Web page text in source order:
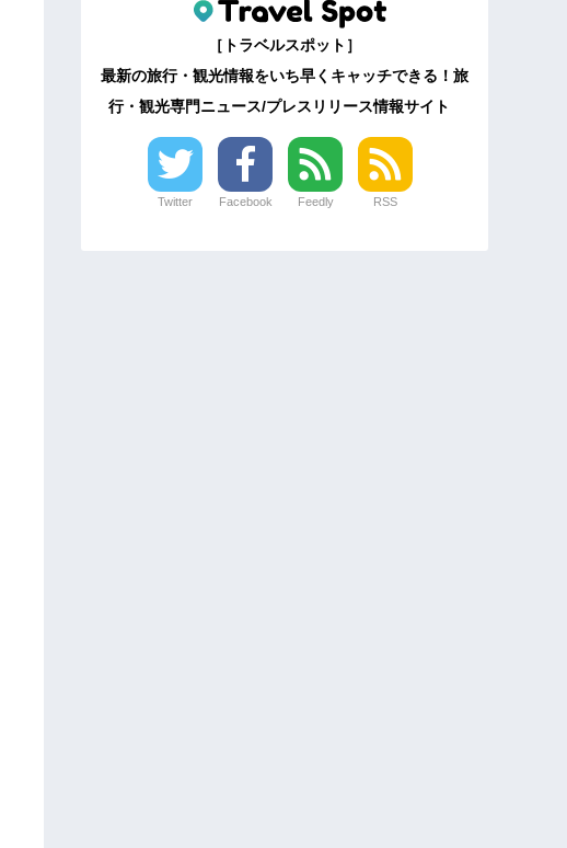
［トラベルスポット］
最新の旅行・観光情報をいち早くキャッチできる！旅
行・観光専門ニュース/プレスリリース情報サイト
Twitter Facebook Feedly RSS